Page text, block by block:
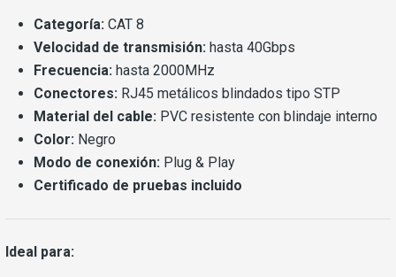
Categoría: CAT 8
Velocidad de transmisión: hasta 40Gbps
Frecuencia: hasta 2000MHz
Conectores: RJ45 metálicos blindados tipo STP
Material del cable: PVC resistente con blindaje interno
Color: Negro
Modo de conexión: Plug & Play
Certificado de pruebas incluido
Ideal para: